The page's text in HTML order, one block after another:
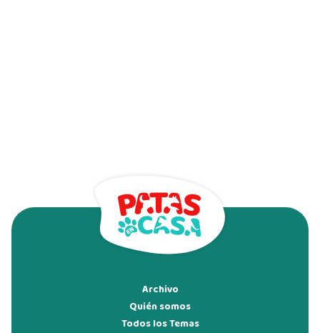
Archivo
Quién somos
Todos los Temas